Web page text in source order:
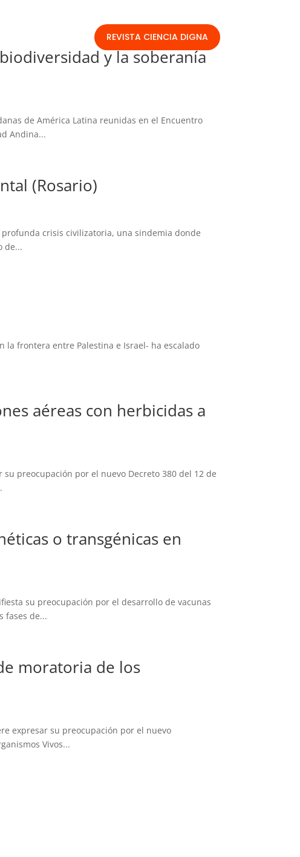
REVISTA CIENCIA DIGNA
y la soberanía
de América Latina reunidas en el Encuentro
Andina...
(Rosario)
profunda crisis civilizatoria, una sindemia donde
de...
la frontera entre Palestina e Israel- ha escalado
aéreas con herbicidas a
preocupación por el nuevo Decreto 380 del 12 de
o transgénicas en
su preocupación por el desarrollo de vacunas
fases de...
moratoria de los
expresar su preocupación por el nuevo
Vivos...